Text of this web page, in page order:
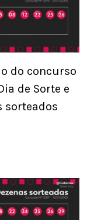
do concurso
de Sorte e
sorteados